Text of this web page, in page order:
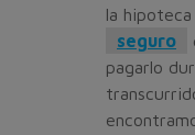
la
seguro
pagarlo